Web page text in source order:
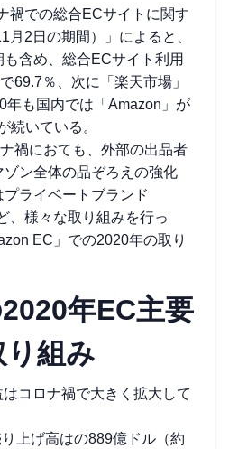
禍での総合ECサイトに関す
月2日の期間）」によると、
含め、総合ECサイト利用
69.7％、次に「楽天市場」
年も国内では「Amazon」が
続いている。
禍におても、外部の出品者
ン全体の品ぞろえの強化
ライベートブランド
、様々な取り組みを行っ
EC」での2020年の取り
年EC主要
組み
コロナ禍で大きく拡大して
上げ高はの889億ドル（約